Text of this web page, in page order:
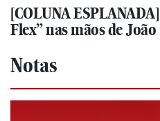
[COLUNA
Flex” nas mãos de
Notas